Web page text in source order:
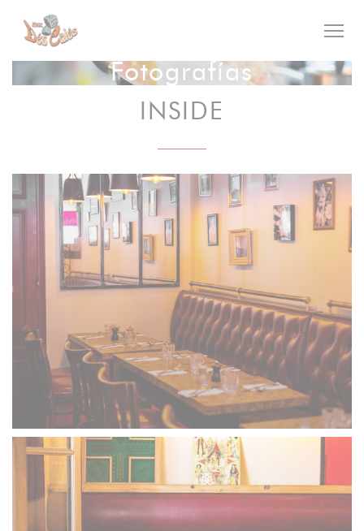
Personalización de sus opciones de cookies
Fotografías
INSIDE